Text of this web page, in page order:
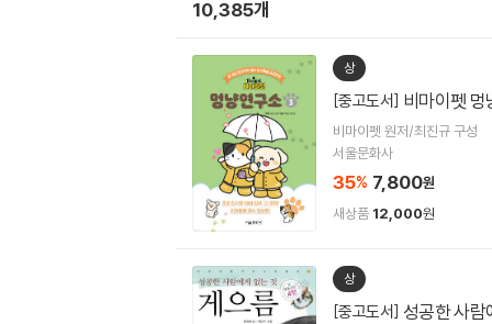
10,385개
상
[중고도서] 비마이펫
비마이펫 원저/최진규 구성
서울문화사
35% 7,800원
새상품 12,000원
상
[중고도서] 성공한 사람